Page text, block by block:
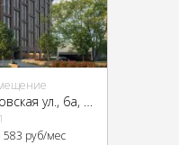
ЦАО, г. Москва, Летниковская ул., 6а, стр. 1,2,3,7,10
583 руб/мес